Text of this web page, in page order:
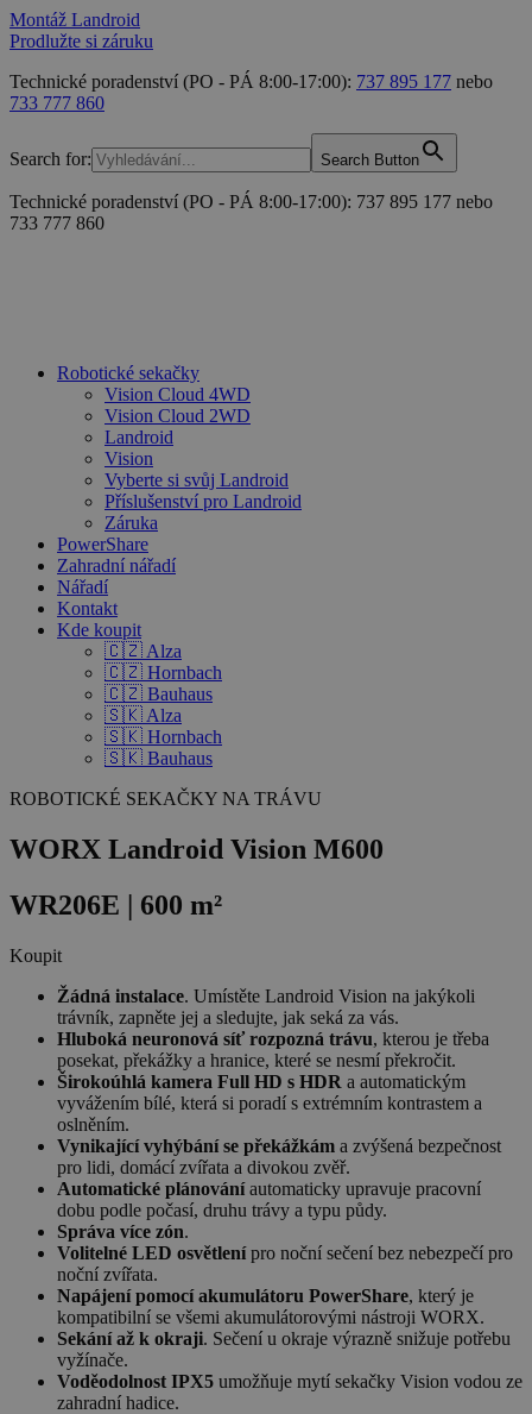
Montáž Landroid
Prodlužte si záruku
Technické poradenství (PO - PÁ 8:00-17:00): 737 895 177 nebo
733 777 860
Search for: Search Button
Technické poradenství (PO - PÁ 8:00-17:00): 737 895 177 nebo
733 777 860
Robotické sekačky
Vision Cloud 4WD
Vision Cloud 2WD
Landroid
Vision
Vyberte si svůj Landroid
Příslušenství pro Landroid
Záruka
PowerShare
Zahradní nářadí
Nářadí
Kontakt
Kde koupit
🇨🇿 Alza
🇨🇿 Hornbach
🇨🇿 Bauhaus
🇸🇰 Alza
🇸🇰 Hornbach
🇸🇰 Bauhaus
ROBOTICKÉ SEKAČKY NA TRÁVU
WORX Landroid Vision M600
WR206E | 600 m²
Koupit
Žádná instalace. Umístěte Landroid Vision na jakýkoli
trávník, zapněte jej a sledujte, jak seká za vás.
Hluboká neuronová síť rozpozná trávu, kterou je třeba
posekat, překážky a hranice, které se nesmí překročit.
Širokoúhlá kamera Full HD s HDR a automatickým
vyvážením bílé, která si poradí s extrémním kontrastem a
oslněním.
Vynikající vyhýbání se překážkám a zvýšená bezpečnost
pro lidi, domácí zvířata a divokou zvěř.
Automatické plánováníautomaticky upravuje pracovní
dobu podle počasí, druhu trávy a typu půdy.
Správa více zón.
Volitelné LED osvětlenípro noční sečení bez nebezpečí pro
noční zvířata.
Napájení pomocí akumulátoru PowerShare, který je
kompatibilní se všemi akumulátorovými nástroji WORX.
Sekání až k okraji. Sečení u okraje výrazně snižuje potřebu
vyžínače.
Voděodolnost IPX5 umožňuje mytí sekačky Vision vodou ze
zahradní hadice.